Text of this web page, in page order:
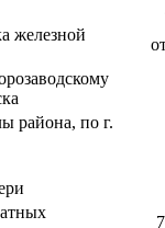
железной
района, по г.